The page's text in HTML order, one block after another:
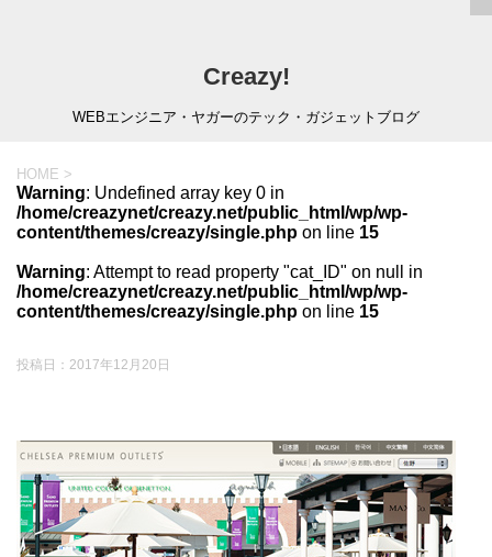
Creazy!
WEBエンジニア・ヤガーのテック・ガジェットブログ
HOME >
Warning: Undefined array key 0 in
/home/creazynet/creazy.net/public_html/wp/wp-
content/themes/creazy/single.php on line 15
Warning: Attempt to read property "cat_ID" on null in
/home/creazynet/creazy.net/public_html/wp/wp-
content/themes/creazy/single.php on line 15
投稿日： 2017年12月20日